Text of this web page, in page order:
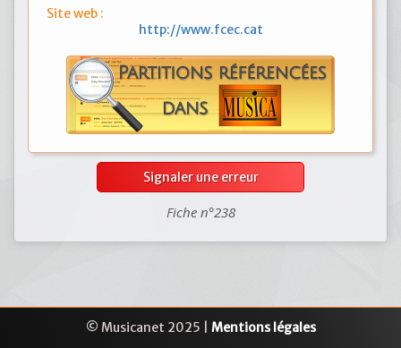
Site web :
http://www.fcec.cat
Signaler une erreur
Fiche n°238
© Musicanet 2025 | Mentions légales